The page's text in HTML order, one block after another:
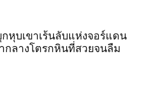
กหุบเขาเร้นลับแห่งจอร์แดน
กลางโตรกหินที่สวยจนลืม